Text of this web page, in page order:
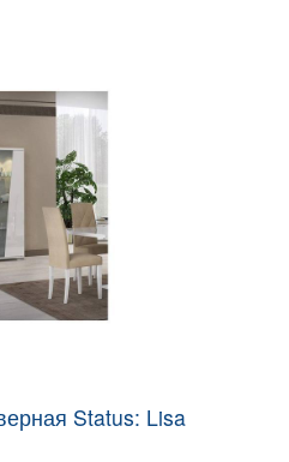
Status: Lisa